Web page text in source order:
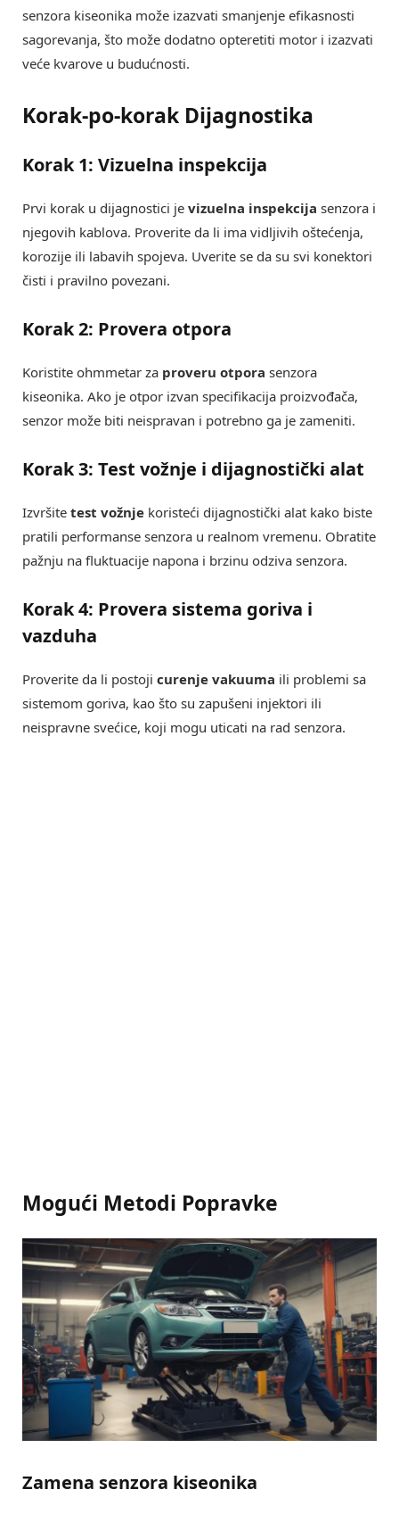
senzora kiseonika može izazvati smanjenje efikasnosti
sagorevanja, što može dodatno opteretiti motor i izazvati
veće kvarove u budućnosti.
Korak-po-korak Dijagnostika
Korak 1: Vizuelna inspekcija
Prvi korak u dijagnostici je vizuelna inspekcija senzora i
njegovih kablova. Proverite da li ima vidljivih oštećenja,
korozije ili labavih spojeva. Uverite se da su svi konektori
čisti i pravilno povezani.
Korak 2: Provera otpora
Koristite ohmmetar za proveru otpora senzora
kiseonika. Ako je otpor izvan specifikacija proizvođača,
senzor može biti neispravan i potrebno ga je zameniti.
Korak 3: Test vožnje i dijagnostički alat
Izvršite test vožnje koristeći dijagnostički alat kako biste
pratili performanse senzora u realnom vremenu. Obratite
pažnju na fluktuacije napona i brzinu odziva senzora.
Korak 4: Provera sistema goriva i
vazduha
Proverite da li postoji curenje vakuuma ili problemi sa
sistemom goriva, kao što su zapušeni injektori ili
neispravne svećice, koji mogu uticati na rad senzora.
Mogući Metodi Popravke
Zamena senzora kiseonika